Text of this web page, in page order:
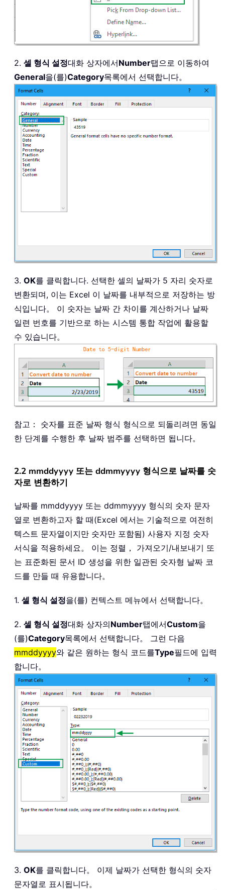
2. 셀 형식 설정대화 상자에서Number탭으로 이동하여
General을(를)Category목록에서 선택합니다。
3. OK를 클릭합니다. 선택한 셀의 날짜가 5 자리 숫자로
변환되며, 이는 Excel 이 날짜를 내부적으로 저장하는 방
식입니다。 이 숫자는 날짜 간 차이를 계산하거나 날짜
일련 번호를 기반으로 하는 시스템 통합 작업에 활용할
수 있습니다。
참고： 숫자를 표준 날짜 형식 형식으로 되돌리려면 동일
한 단계를 수행한 후 날짜 범주를 선택하면 됩니다。
2.2 mmddyyyy 또는 ddmmyyyy 형식으로 날짜를 숫
자로 변환하기
날짜를 mmddyyyy 또는 ddmmyyyy 형식의 숫자 문자
열로 변환하고자 할 때(Excel 에서는 기술적으로 여전히
텍스트 문자열이지만 숫자만 포함됨) 사용자 지정 숫자
서식을 적용하세요。 이는 정렬， 가져오기/내보내기 또
는 표준화된 문서 ID 생성을 위한 일관된 숫자형 날짜 코
드를 만들 때 유용합니다。
1. 셀 형식 설정을(를) 컨텍스트 메뉴에서 선택합니다。
2. 셀 형식 설정대화 상자의Number탭에서Custom을
(를)Category목록에서 선택합니다。 그런 다음
mmddyyyy와 같은 원하는 형식 코드를Type필드에 입력
합니다。
3. OK를 클릭합니다。 이제 날짜가 선택한 형식의 숫자
문자열로 표시됩니다。